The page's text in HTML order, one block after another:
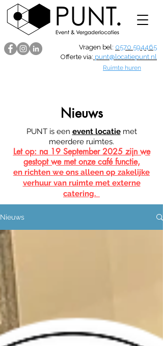
Vragen bel: 0570 594465
Offerte via: punt@locatiepunt.nl
Ruimte huren
Nieuws
PUNT is een event locatie met
meerdere ruimtes.
Let op: na 19 September 2025 zijn we
gestopt we met onze café functie,
en richten we ons alleen op zakelijke
verhuur van ruimte met externe
catering.
Nieuws